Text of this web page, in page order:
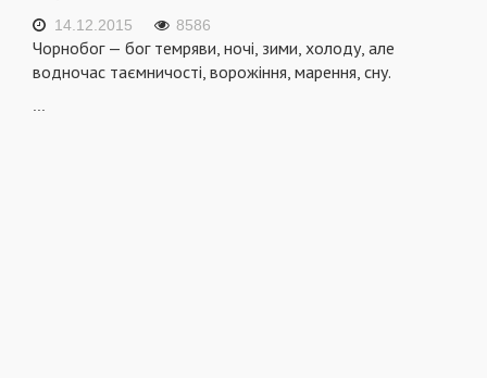
14.12.2015 8586
Чорнобог — бог темряви, ночі, зими, холоду, але
водночас таємничості, ворожіння, марення, сну.